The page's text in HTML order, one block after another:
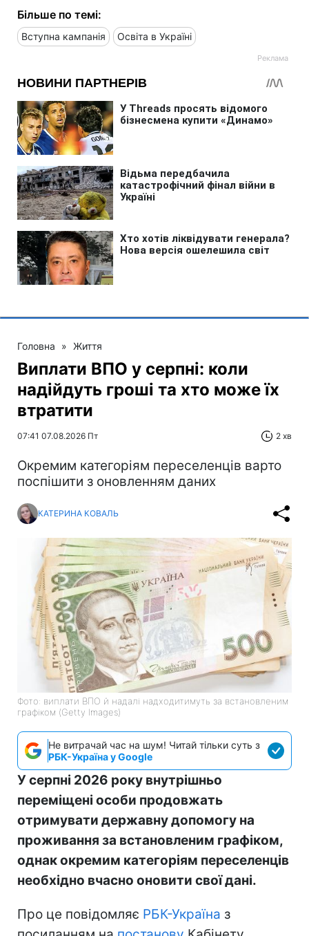
Більше по темі:
Вступна кампанія Освіта в Україні
Головна » Життя
Виплати ВПО у серпні: коли
надійдуть гроші та хто може їх
втратити
07:41 07.08.2026 Пт 2 хв
Окремим категоріям переселенців варто
поспішити з оновленням даних
КАТЕРИНА КОВАЛЬ
Фото: виплати ВПО й надалі надходитимуть за встановленим
графіком (Getty Images)
Не витрачай час на шум! Читай тільки суть з
РБК-Україна у Google
У серпні 2026 року внутрішньо
переміщені особи продовжать
отримувати державну допомогу на
проживання за встановленим графіком,
однак окремим категоріям переселенців
необхідно вчасно оновити свої дані.
Про це повідомляє РБК-Україна з